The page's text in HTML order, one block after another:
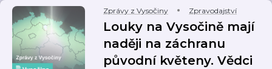
Zprávy z Vysočiny Zpravodajství
Louky na Vysočině mají
naději na záchranu
původní květeny. Vědci